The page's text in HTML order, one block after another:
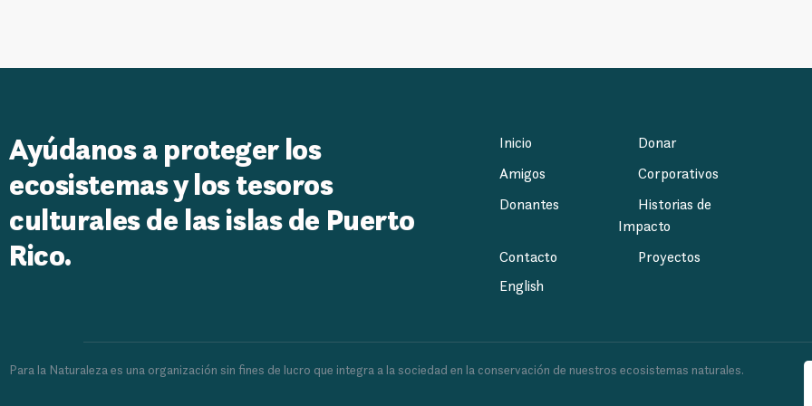
Ayúdanos a proteger los
ecosistemas y los tesoros
culturales de las islas de Puerto
Rico.
Inicio
Donar
Amigos
Corporativos
Donantes
Historias de
Impacto
Contacto
Proyectos
English
Para la Naturaleza es una organización sin fines de lucro que integra a la sociedad en la conservación de nuestros ecosistemas naturales.